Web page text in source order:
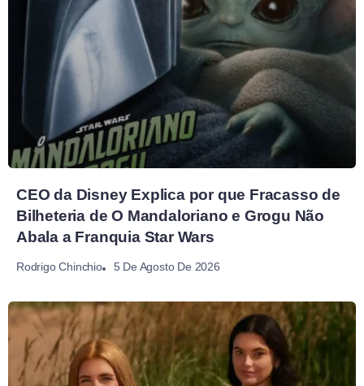
CEO da Disney Explica por que Fracasso de
Bilheteria de O Mandaloriano e Grogu Não
Abala a Franquia Star Wars
Rodrigo Chinchio 5 De Agosto De 2026